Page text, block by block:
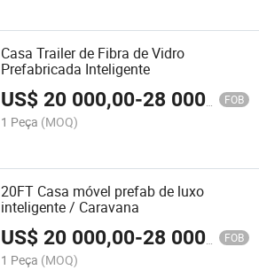
Casa Trailer de Fibra de Vidro
Prefabricada Inteligente
US$20 000,00-28 000,00 FOB
1 Peça (MOQ)
20FT Casa móvel prefab de luxo
inteligente / Caravana
US$20 000,00-28 000,00 FOB
1 Peça (MOQ)